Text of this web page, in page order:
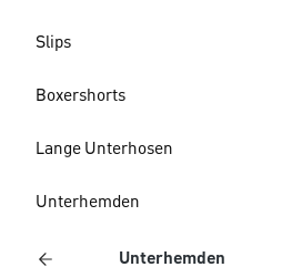
Slips
Boxershorts
Lange Unterhosen
Unterhemden
Unterhemden